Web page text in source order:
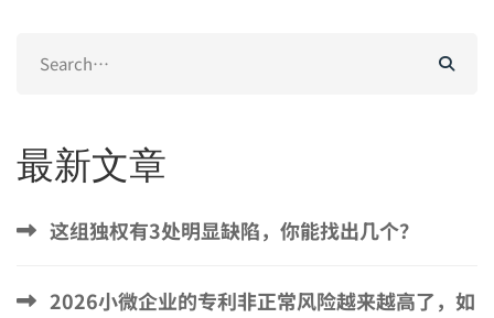
for:
最新文章
这组独权有3处明显缺陷，你能找出几个？
2026小微企业的专利非正常风险越来越高了，如